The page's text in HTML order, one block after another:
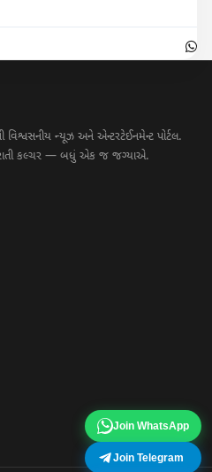
ન્યૂઝ અને એન્ટરટેઈનમેન્ટ પોર્ટલ.
કલ્ચર — બધું એક જ જગ્યાએ.
Join WhatsApp
Join Telegram